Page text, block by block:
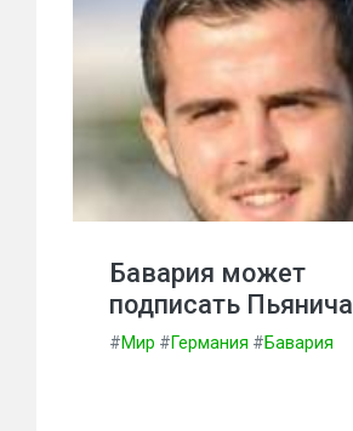
Бавария может
подписать Пьянича
#Мир #Германия #Бавария